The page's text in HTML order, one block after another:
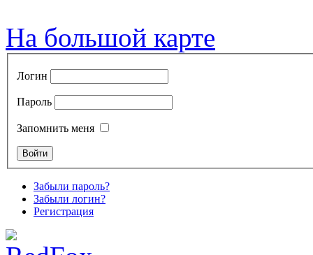
На большой карте
Логин
Пароль
Запомнить меня
Забыли пароль?
Забыли логин?
Регистрация